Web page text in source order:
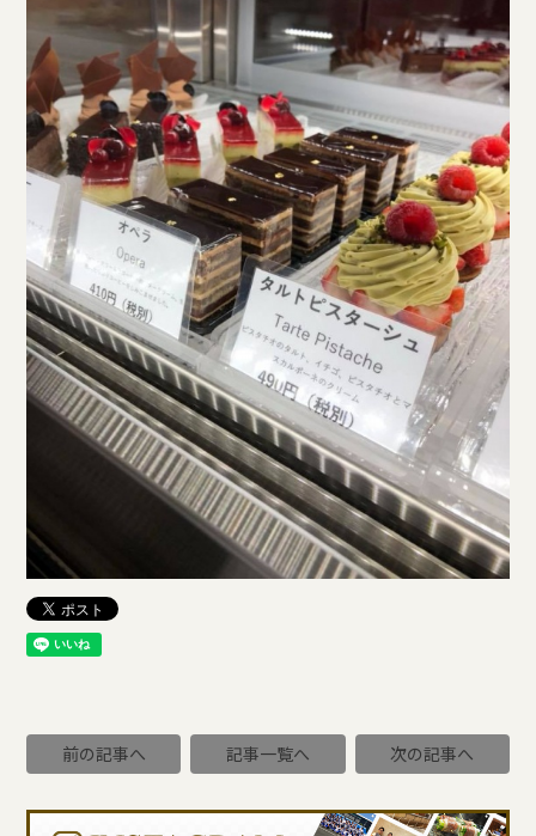
前の記事へ 記事一覧へ 次の記事へ